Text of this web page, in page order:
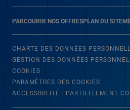
PARCOURIR NOS OFFRESPLAN DU SITE
CHARTE DES DONNÉES
GESTION DES DONNÉES
COOKIES
PARAMÈTRES DES COOKIES
ACCESSIBILITÉ : PARTIELLEMENT